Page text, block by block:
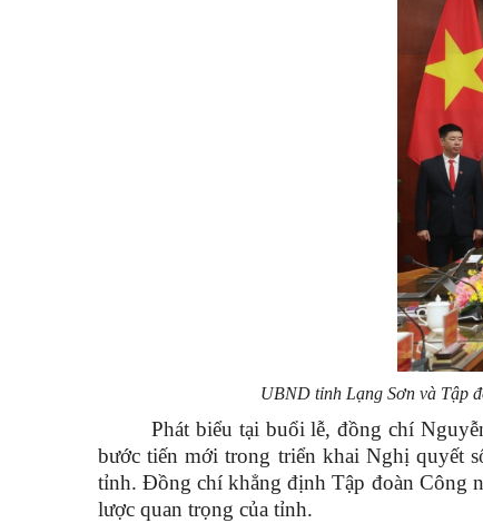
UBND tỉnh Lạng Sơn và Tập
Phát biểu tại buổi lễ, đồng chí
bước tiến mới trong triển khai Nghị quyết
tỉnh. Đồng chí khẳng định Tập đoàn Công
lược quan trọng của tỉnh.